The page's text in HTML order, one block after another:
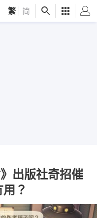
繁 简
出版社奇招催
？